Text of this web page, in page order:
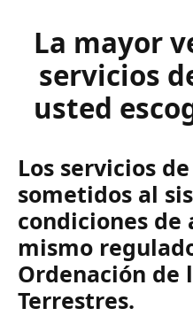
La mayor
servicios
usted
Los servicios
sometidos al
condiciones de
mismo
Ordenación de
Terrestres.